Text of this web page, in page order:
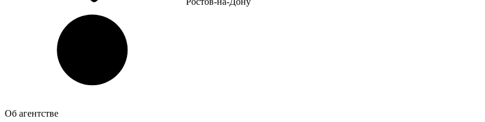
Об агентстве